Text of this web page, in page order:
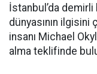
İstanbul’da
dünyasının
insanı Michael
alma teklifinde